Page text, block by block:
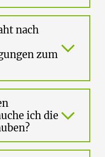
nach
zum
ich die